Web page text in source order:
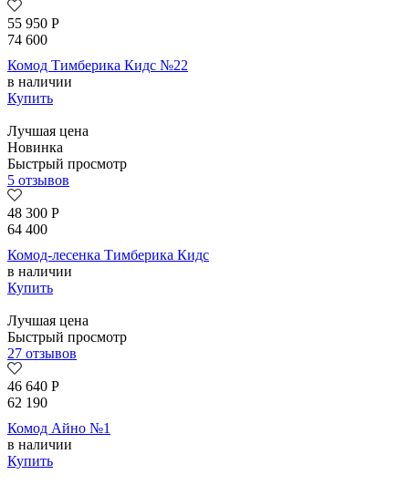
55 950 Р
74 600
Комод Тимберика Кидс №22
в наличии
Купить
Лучшая цена
Новинка
Быстрый просмотр
5 отзывов
48 300 Р
64 400
Комод-лесенка Тимберика Кидс
в наличии
Купить
Лучшая цена
Быстрый просмотр
27 отзывов
46 640 Р
62 190
Комод Айно №1
в наличии
Купить